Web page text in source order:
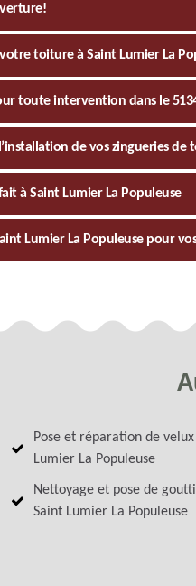
toiture à Saint Lumier La
toute intervention dans le
de vos zingueries de
à Saint Lumier La Populeuse
Lumier La Populeuse pour
Pose et réparation de velux
Lumier La Populeuse
Nettoyage et pose de
Saint Lumier La Populeuse